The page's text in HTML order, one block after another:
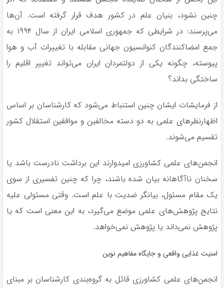
چنین نشود، بنیان علم در کشور هدف قرار گرفته است. آن‌ها
می‌پرسند: در شرایطی که جمهوری اسلامی ایران از سال ۱۹۹۴ به
جمع امضاکنندگان کنوانسیون جهانی مقابله با تغییرات آب و هوا
پیوسته، چگونه یکی از دولتمردان ایران می‌تواند تغییر اقلیم را
ساختگی بداند؟
از فرمایشات ایشان چنین استنباط می‌شود که کارشناسان بر اساس
اظهارنظرهای علمی به دو دسته مخالفین و موافقین استقلال کشور
تقسیم می‌شوند.
انجمن‌های علمی کشاورزی امیدوارند این برداشت نادرست باشد یا
سخنان ناآگاهانه بیان شده باشند، چرا که چنین تفسیری از سوی
یک مقام مسئول، بیانگر ضدیت با علم است. وقتی مسئولی علیه
نتایج پژوهش‌های علمی موضع می‌گیرد، به این معنی است که یا
پژوهش نمی‌داند یا پژوهش نمی‌خواهد.
امنیت غذایی واقعی و جایگاه مفاهیم نوین
انجمن‌های علمی کشاورزی قائل به گروه‌بندی کارشناسان بر مبنای